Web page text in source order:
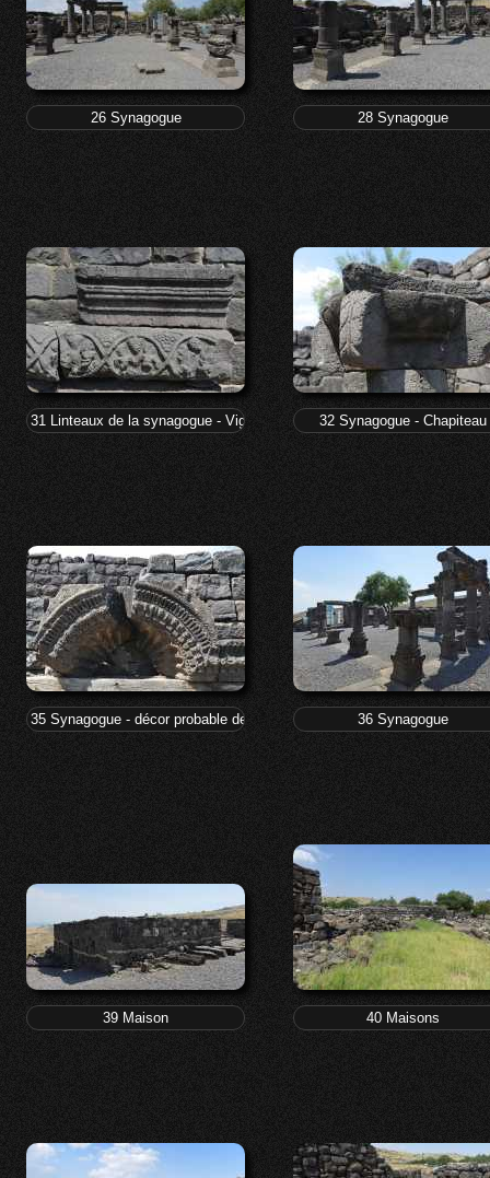
26 Synagogue 28 Synagogue
31 Linteaux de la synagogue - Vigne 32 Synagogue - Chapiteau
35 Synagogue - décor probable de l'arche de la Loi 36 Synagogue
39 Maison 40 Maisons